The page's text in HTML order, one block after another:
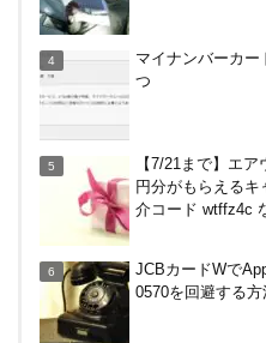
おきたい利用条件
術を総ざらい
マイナンバーカ
つ
【7/21まで】エ
円分がもらえる
介コード wtffz4c
JCBカードWで
0570を回避する方